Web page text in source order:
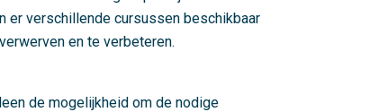
er verschillende cursussen beschikbaar
en te verbeteren.
de mogelijkheid om de nodige